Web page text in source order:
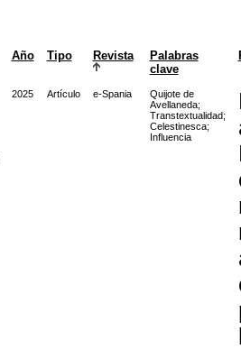
Año Tipo Revista
Palabras
clave
2025 Artículo e-Spania
Quijote de
Avellaneda;
Transtextualidad;
Celestinesca;
Influencia